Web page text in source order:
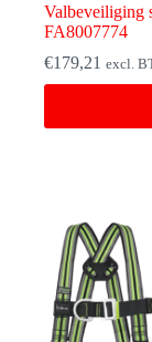
Valbeveiliging
FA8007774
€179,21 excl.
Dit
heeft
kan
gekozen
worden
op
de
productpagina